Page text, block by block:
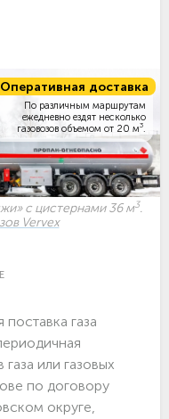
Оперативная доставка
По различным маршрутам
ежедневно ездят несколько
газовозов объемом от 20 м3
с цистернами 36 м3.
Vervex
газа
или газовых
по договору
округе,